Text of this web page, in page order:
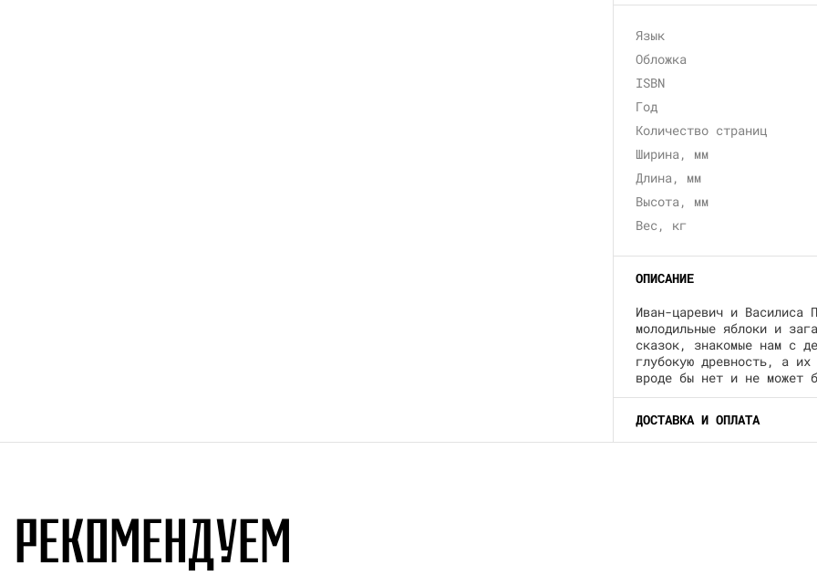
Язык
Обложка
ISBN
Год
Количество страниц
Ширина, мм
Длина, мм
Высота, мм
Вес, кг
ОПИСАНИЕ
Иван-царевич и Василиса
молодильные яблоки и
сказок, знакомые нам с
глубокую древность, а
вроде бы нет и не может
ДОСТАВКА И ОПЛАТА
РЕКОМЕНДУЕМ